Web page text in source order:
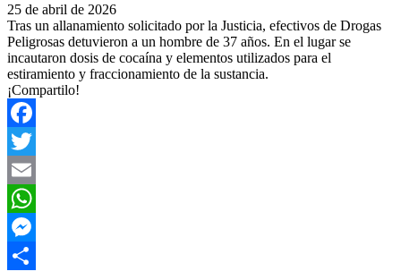
25 de abril de 2026
Tras un allanamiento solicitado por la Justicia, efectivos de Drogas
Peligrosas detuvieron a un hombre de 37 años. En el lugar se
incautaron dosis de cocaína y elementos utilizados para el
estiramiento y fraccionamiento de la sustancia.
¡Compartilo!
Facebook
Twitter
Email
WhatsApp
Messenger